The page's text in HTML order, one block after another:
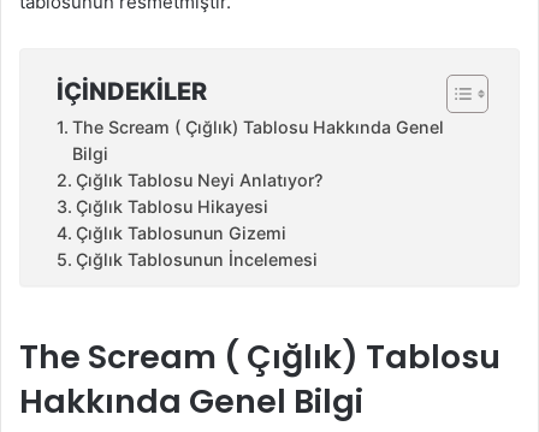
İÇINDEKILER
The Scream ( Çığlık) Tablosu Hakkında Genel
Bilgi
Çığlık Tablosu Neyi Anlatıyor?
Çığlık Tablosu Hikayesi
Çığlık Tablosunun Gizemi
Çığlık Tablosunun İncelemesi
The Scream ( Çığlık) Tablosu
Hakkında Genel Bilgi